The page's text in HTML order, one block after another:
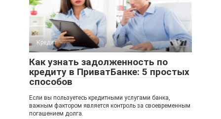
Кредит
Как узнать задолженность по
кредиту в ПриватБанке: 5 простых
способов
Если вы пользуетесь кредитными услугами банка,
важным фактором является контроль за своевременным
погашением долга.